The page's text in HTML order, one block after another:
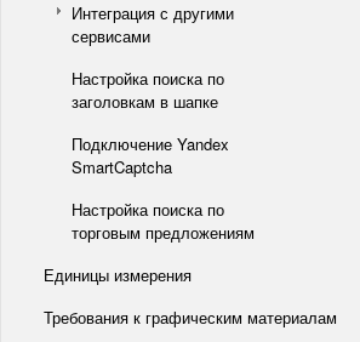
Интеграция с другими
сервисами
Настройка поиска по
заголовкам в шапке
Подключение Yandex
SmartCaptcha
Настройка поиска по
торговым предложениям
Единицы измерения
Требования к графическим материалам